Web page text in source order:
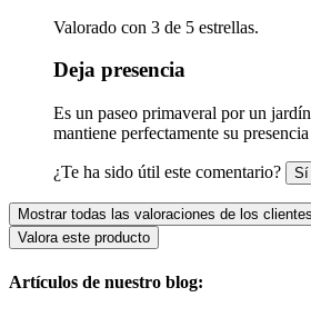
Valorado con 3 de 5 estrellas.
Deja presencia
Es un paseo primaveral por un
mantiene perfectamente su presencia
¿Te ha sido útil este comentario? Sí
Mostrar todas las valoraciones de los clientes
Valora este producto
Artículos de nuestro blog: